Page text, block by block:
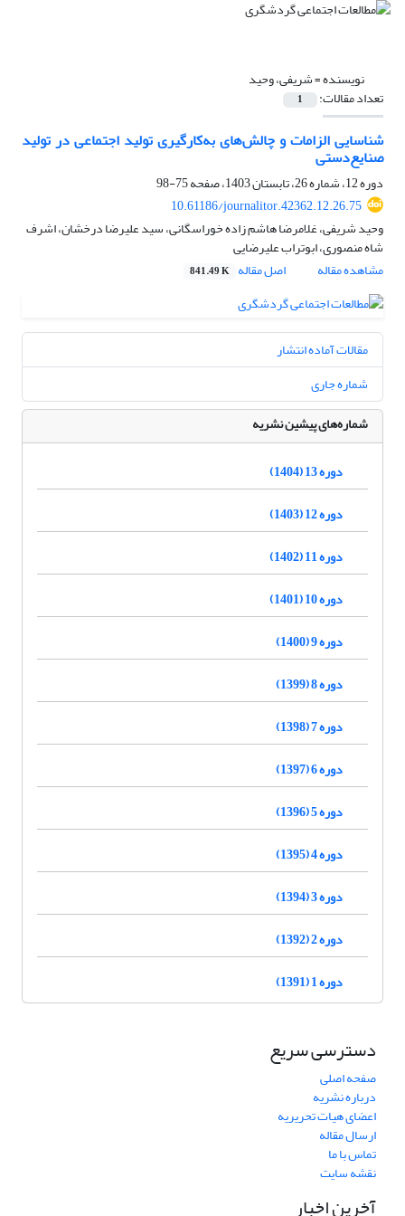
نویسنده =شریفی، وحید
تعداد مقالات: 1
شناسایی الزامات و چالش‌‌های به‌کارگیری تولید اجتماعی در تولید
صنایع‌دستی
دوره 12، شماره 26، تابستان 1403، صفحه
75-98
10.61186/journalitor.42362.12.26.75
وحید شریفی، غلامرضا هاشم زاده خوراسگانی، سید علیرضا درخشان، اشرف
شاه منصوری، ابوتراب علیرضایی
مشاهده مقاله
اصل مقاله 841.49 K
مقالات آماده انتشار
شماره جاری
شماره‌های پیشین نشریه
دوره 13 (1404)
دوره 12 (1403)
دوره 11 (1402)
دوره 10 (1401)
دوره 9 (1400)
دوره 8 (1399)
دوره 7 (1398)
دوره 6 (1397)
دوره 5 (1396)
دوره 4 (1395)
دوره 3 (1394)
دوره 2 (1392)
دوره 1 (1391)
دسترسی سریع
صفحه اصلی
درباره نشریه
اعضای هیات تحریریه
ارسال مقاله
تماس با ما
نقشه سایت
آخرین اخبار